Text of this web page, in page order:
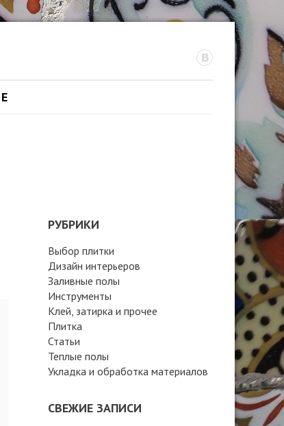
РУБРИКИ
Выбор плитки
Дизайн интерьеров
Заливные полы
Инструменты
Клей, затирка и прочее
Плитка
Статьи
Теплые полы
Укладка и обработка материалов
СВЕЖИЕ ЗАПИСИ